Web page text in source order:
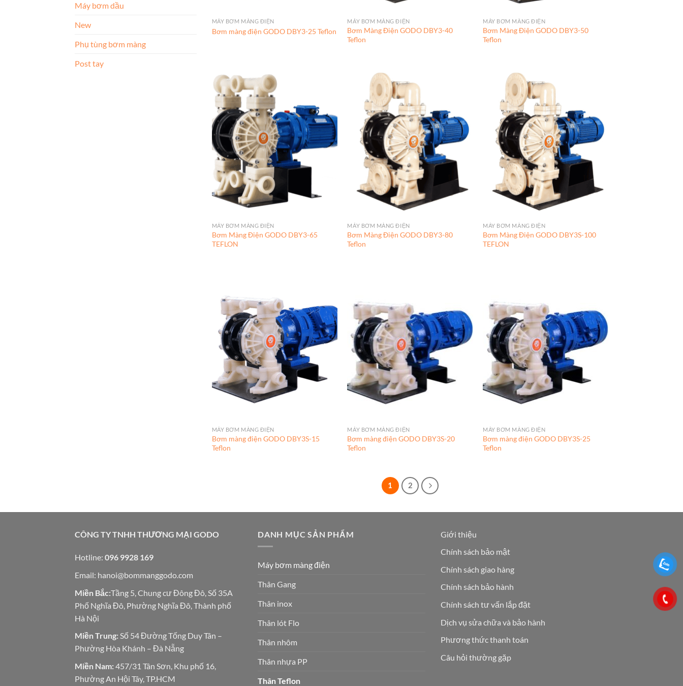
Máy bơm dầu
New
Phụ tùng bơm màng
Post tay
MÁY BƠM MÀNG ĐIỆN
Bơm màng điện GODO DBY3-25 Teflon
MÁY BƠM MÀNG ĐIỆN
Bơm Màng Điện GODO DBY3-40
Teflon
MÁY BƠM MÀNG ĐIỆN
Bơm Màng Điện GODO DBY3-50
Teflon
MÁY BƠM MÀNG ĐIỆN
Bơm Màng Điện GODO DBY3-65
TEFLON
MÁY BƠM MÀNG ĐIỆN
Bơm Màng Điện GODO DBY3-80
Teflon
MÁY BƠM MÀNG ĐIỆN
Bơm Màng Điện GODO DBY3S-100
TEFLON
MÁY BƠM MÀNG ĐIỆN
Bơm màng điện GODO DBY3S-15
Teflon
MÁY BƠM MÀNG ĐIỆN
Bơm màng điện GODO DBY3S-20
Teflon
MÁY BƠM MÀNG ĐIỆN
Bơm màng điện GODO DBY3S-25
Teflon
1 2
CÔNG TY TNHH THƯƠNG MẠI GODO
Hotline: 096 9928 169
Email: hanoi@bommanggodo.com
Miền Bắc:Tầng 5, Chung cư Đông Đô, Số 35A
Phố Nghĩa Đô, Phường Nghĩa Đô, Thành phố
Hà Nội
Miền Trung: Số 54 Đường Tống Duy Tân –
Phường Hòa Khánh – Đà Nẵng
Miền Nam: 457/31 Tân Sơn, Khu phố 16,
Phường An Hội Tây, TP.HCM
DANH MỤC SẢN PHẨM
Máy bơm màng điện
Thân Gang
Thân inox
Thân lót Flo
Thân nhôm
Thân nhựa PP
Thân Teflon
Giới thiệu
Chính sách bảo mật
Chính sách giao hàng
Chính sách bảo hành
Chính sách tư vấn lắp đặt
Dịch vụ sửa chữa và bảo hành
Phương thức thanh toán
Câu hỏi thường gặp